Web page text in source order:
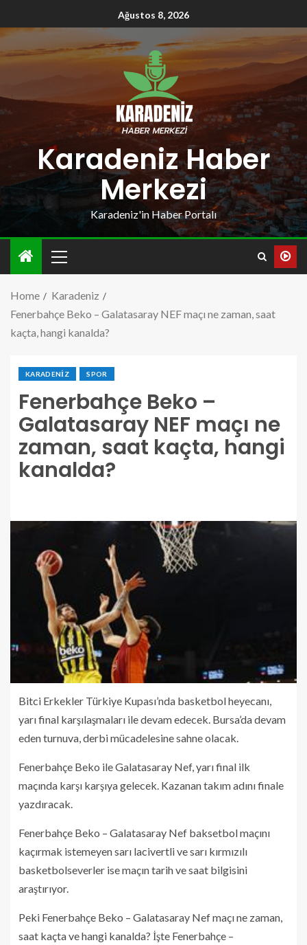
Ağustos 8, 2026
Karadeniz Haber
Merkezi
Karadeniz'in Haber Portalı
Home
Karadeniz
Fenerbahçe Beko – Galatasaray NEF maçı ne zaman, saat
kaçta, hangi kanalda?
KARADENIZ SPOR
Fenerbahçe Beko –
Galatasaray NEF maçı ne
zaman, saat kaçta, hangi
kanalda?
Bitci Erkekler Türkiye Kupası’nda basketbol heyecanı,
yarı final karşılaşmaları ile devam edecek. Bursa’da devam
eden turnuva, derbi mücadelesine sahne olacak.
Fenerbahçe Beko ile Galatasaray Nef, yarı final ilk
maçında karşı karşıya gelecek. Kazanan takım adını finale
yazdıracak.
Fenerbahçe Beko – Galatasaray Nef baksetbol maçını
kaçırmak istemeyen sarı lacivertli ve sarı kırmızılı
basketbolseverler ise maçın tarih ve saat bilgisini
araştırıyor.
Peki Fenerbahçe Beko – Galatasaray Nef maçı ne zaman,
saat kaçta ve hangi kanalda? İşte Fenerbahçe –